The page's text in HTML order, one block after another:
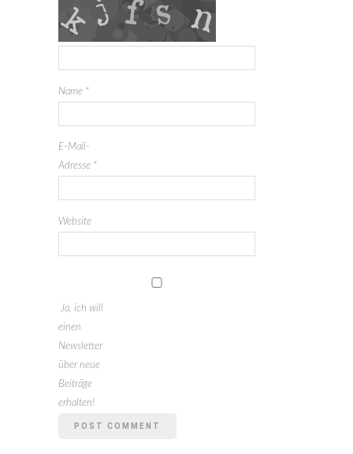
Name *
E-Mail-
Adresse *
Website
Ja, ich will
einen
Newsletter
über neue
Beiträge
erhalten!